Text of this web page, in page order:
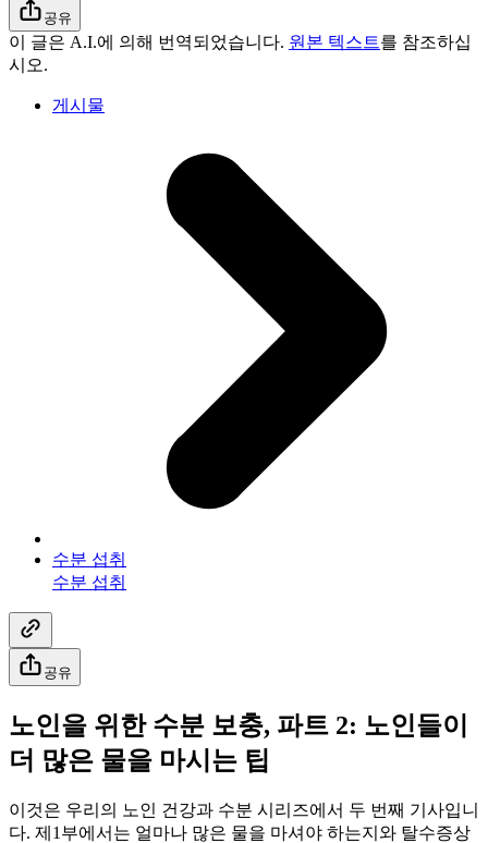
공유
이 글은 A.I.에 의해 번역되었습니다. 원본 텍스트를 참조하십
시오.
게시물
수분 섭취
수분 섭취
공유
노인을 위한 수분 보충, 파트 2: 노인들이
더 많은 물을 마시는 팁
이것은 우리의 노인 건강과 수분 시리즈에서 두 번째 기사입니
다. 제1부에서는 얼마나 많은 물을 마셔야 하는지와 탈수증상